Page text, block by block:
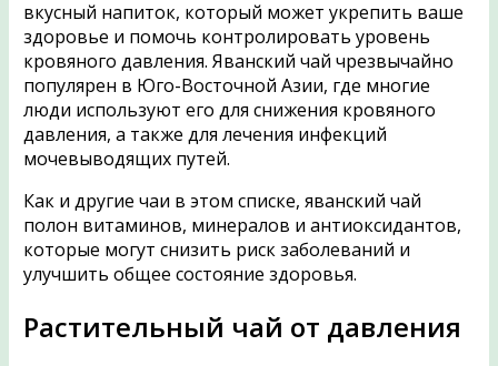
вкусный напиток, который может укрепить ваше
здоровье и помочь контролировать уровень
кровяного давления. Яванский чай чрезвычайно
популярен в Юго-Восточной Азии, где многие
люди используют его для снижения кровяного
давления, а также для лечения инфекций
мочевыводящих путей.
Как и другие чаи в этом списке, яванский чай
полон витаминов, минералов и антиоксидантов,
которые могут снизить риск заболеваний и
улучшить общее состояние здоровья.
Растительный чай от давления